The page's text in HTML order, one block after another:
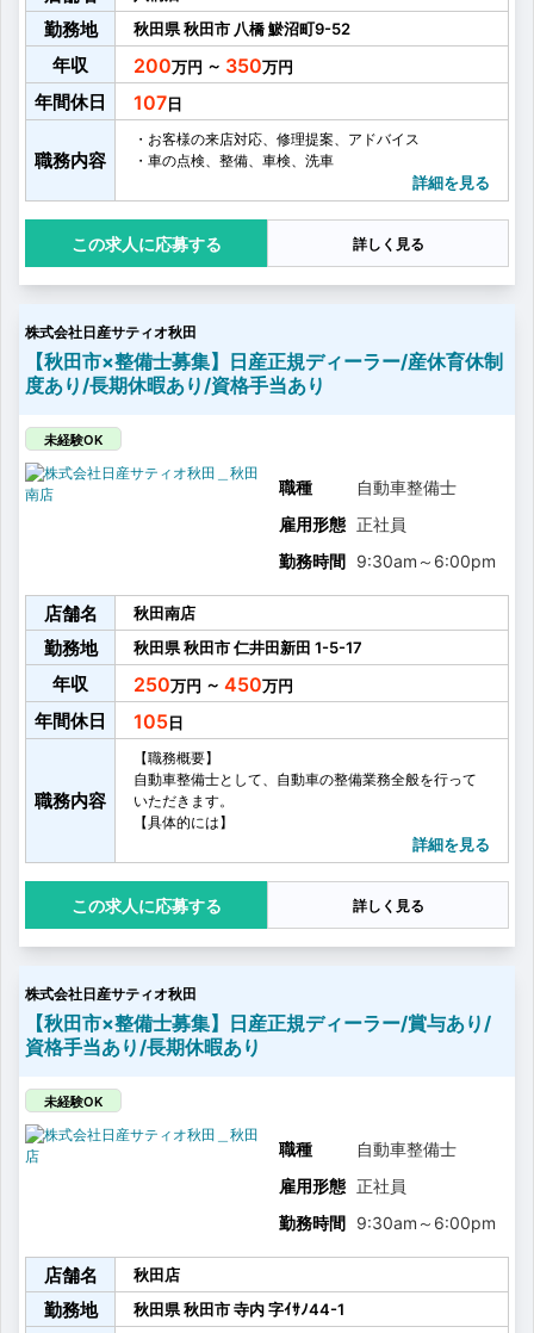
勤務地 秋田県秋田市 八橋鯲沼町9-52
年収 200 ～ 350
年間休日 107
職務内容
・お客様の来店対応、修理提案、アドバイス
・車の点検、整備、車検、洗車
詳細を見る
応募する 詳しく見る
株式会社日産サティオ秋田
【秋田市×整備士募集】日産正規ディーラー/産休育休制
度あり/長期休暇あり/資格手当あり
未経験OK
職種
自動車整備士
雇用形態 正社員
勤務時間 9:30am ～ 6:00pm
店舗名 秋田南店
勤務地 秋田県秋田市仁井田新田 1-5-17
年収 250 ～ 450
年間休日 105
職務内容
【職務概要】
自動車整備士として、自動車の整備業務全般を行って
いただきます。
【具体的には】
・点検
・一般修理
・メンテナンス商品の提案、販売
・その他付随する業務
詳細を見る
応募する 詳しく見る
株式会社日産サティオ秋田
【秋田市×整備士募集】日産正規ディーラー/賞与あり/
資格手当あり/長期休暇あり
未経験OK
職種
自動車整備士
雇用形態 正社員
勤務時間 9:30am ～ 6:00pm
店舗名 秋田店
勤務地 秋田県秋田市寺内字ｲｻﾉ44-1